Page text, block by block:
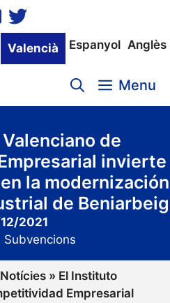
Valencià Espanyol Anglès
Menu
de
invierte
la modernización
de Beniarbeig
2021
Subvencions
Notícies » El Instituto
Empresarial